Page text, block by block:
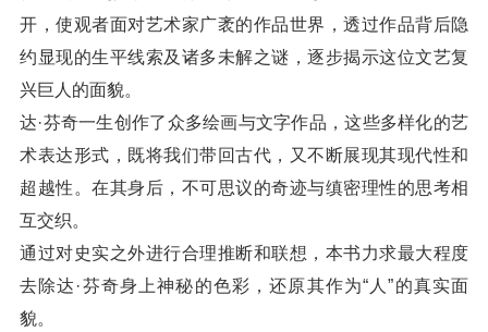
开，使观者面对艺术家广袤的作品世界，透过作品背后隐
约显现的生平线索及诸多未解之谜，逐步揭示这位文艺复
兴巨人的面貌。
达·芬奇一生创作了众多绘画与文字作品，这些多样化的艺
术表达形式，既将我们带回古代，又不断展现其现代性和
超越性。在其身后，不可思议的奇迹与缜密理性的思考相
互交织。
通过对史实之外进行合理推断和联想，本书力求最大程度
去除达·芬奇身上神秘的色彩，还原其作为“人”的真实面
貌。